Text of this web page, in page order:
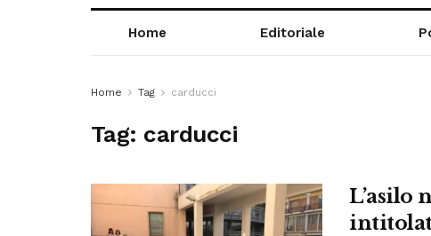
Home Editoriale
Home Tag carducci
Tag: carducci
L’asilo